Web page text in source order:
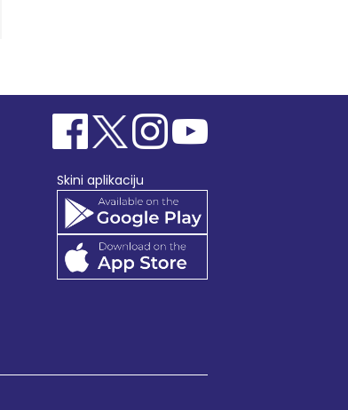
Skini aplikaciju